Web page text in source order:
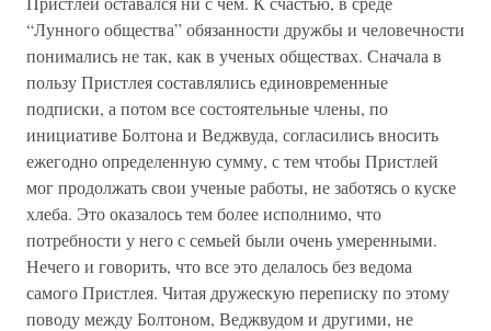
“Лунного общества” обязанности дружбы и человечности
понимались не так, как в ученых обществах. Сначала в
пользу Пристлея составлялись единовременные
подписки, а потом все состоятельные члены, по
инициативе Болтона и Веджвуда, согласились вносить
ежегодно определенную сумму, с тем чтобы Пристлей
мог продолжать свои ученые работы, не заботясь о куске
хлеба. Это оказалось тем более исполнимо, что
потребности у него с семьей были очень умеренными.
Нечего и говорить, что все это делалось без ведома
самого Пристлея. Читая дружескую переписку по этому
поводу между Болтоном, Веджвудом и другими, не